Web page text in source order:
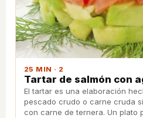
25 MIN · 2
Tartar de salmón con
El tartar es una elaboración
pescado crudo o carne cruda
con carne de ternera. Un plato